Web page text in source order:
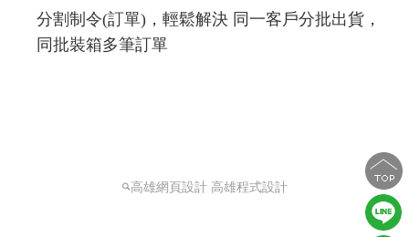
分割制令(訂單)，輕鬆解決 同一客戶分批出貨，
同批裝箱多筆訂單
高雄網頁設計 高雄程式設計